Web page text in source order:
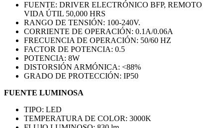
FUENTE: DRIVER ELECTRÓNICO BFP, REMOTO
VIDA ÚTIL 50,000 HRS
RANGO DE TENSIÓN: 100-240V.
CORRIENTE DE OPERACIÓN: 0.1A/0.06A
FRECUENCIA DE OPERACIÓN: 50/60 HZ
FACTOR DE POTENCIA: 0.5
POTENCIA: 8W
DISTORSIÓN ARMÓNICA: <88%
GRADO DE PROTECCIÓN: IP50
FUENTE LUMINOSA
TIPO: LED
TEMPERATURA DE COLOR: 3000K